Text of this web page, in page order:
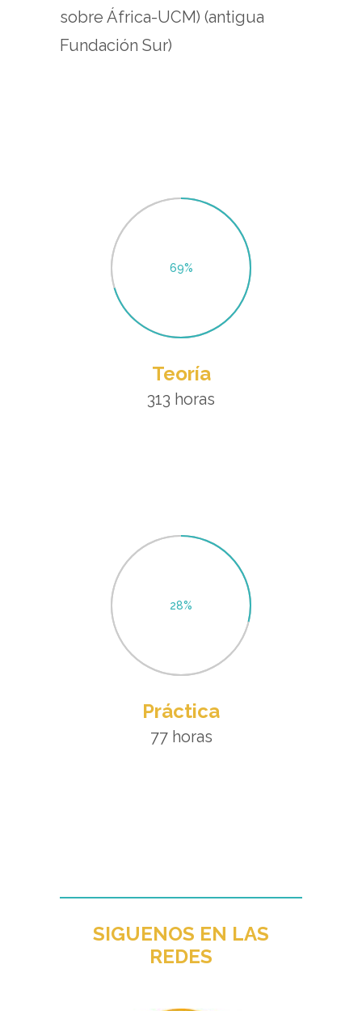
sobre África-UCM) (antigua
Fundación Sur)
71%
Teoría
313 horas
29%
Práctica
77 horas
SIGUENOS EN LAS
REDES